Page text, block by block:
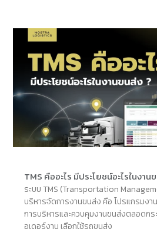
TMS คืออะไร มีประโยชน์อะไรในงาน
ระบบ TMS (Transportation
บริหารจัดการงานขนส่ง คือ โปรแกรมงา
การบริหารและควบคุมงานขนส่งตลอดก
อเดอร์งาน เลือกใช้รถขนส่ง